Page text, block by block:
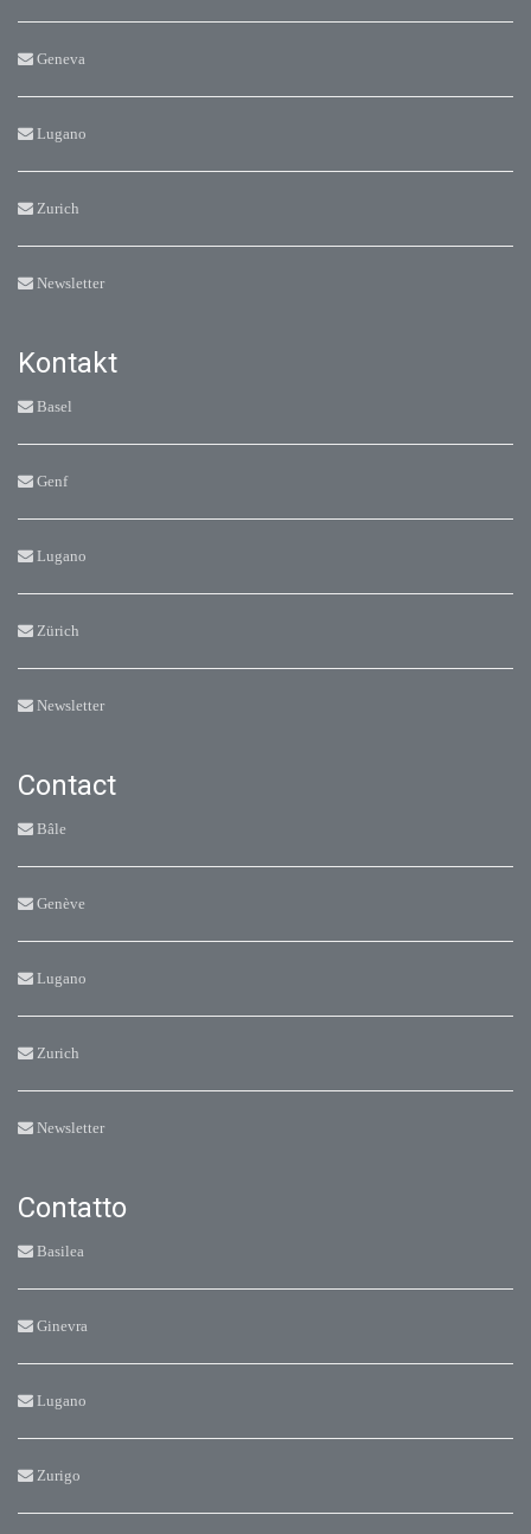
Geneva
Lugano
Zurich
Newsletter
Kontakt
Basel
Genf
Lugano
Zürich
Newsletter
Contact
Bâle
Genève
Lugano
Zurich
Newsletter
Contatto
Basilea
Ginevra
Lugano
Zurigo